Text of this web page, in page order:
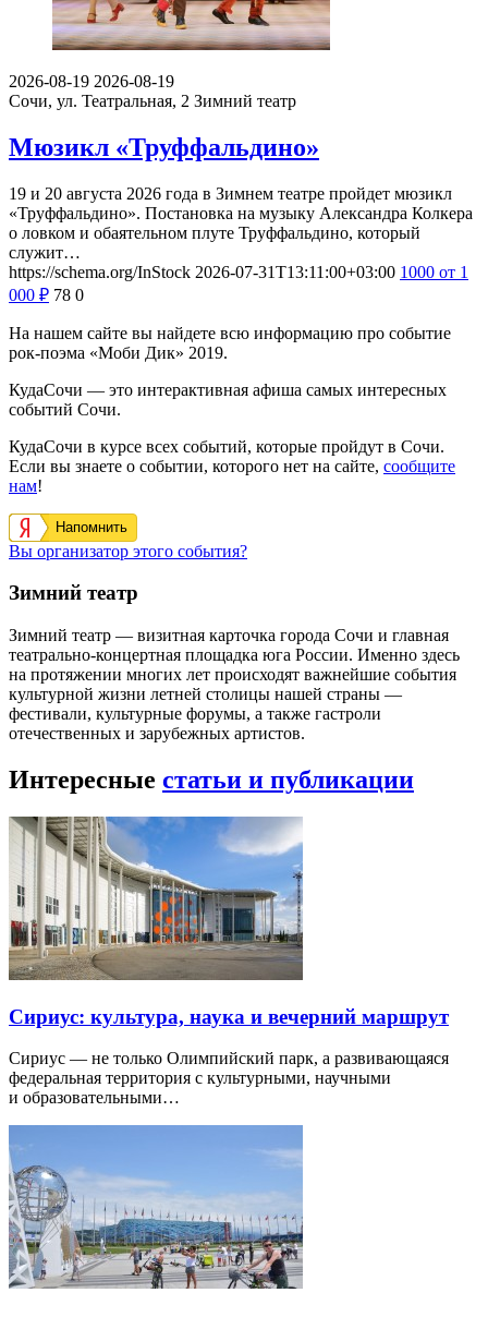
2026-08-19 2026-08-19
Сочи, ул. Театральная, 2 Зимний театр
Мюзикл «Труффальдино»
19 и 20 августа 2026 года в Зимнем театре пройдет мюзикл
«Труффальдино». Постановка на музыку Александра Колкера
о ловком и обаятельном плуте Труффальдино, который
служит…
https://schema.org/InStock 2026-07-31T13:11:00+03:00 1000 от 1
000 ₽ 78 0
На нашем сайте вы найдете всю информацию про событие
рок-поэма «Моби Дик» 2019.
КудаСочи — это интерактивная афиша самых интересных
событий Сочи.
КудаСочи в курсе всех событий, которые пройдут в Сочи.
Если вы знаете о событии, которого нет на сайте, сообщите
нам!
Напомнить
Вы организатор этого события?
Зимний театр
Зимний театр — визитная карточка города Сочи и главная
театрально-концертная площадка юга России. Именно здесь
на протяжении многих лет происходят важнейшие события
культурной жизни летней столицы нашей страны —
фестивали, культурные форумы, а также гастроли
отечественных и зарубежных артистов.
Интересные статьи и публикации
Сириус: культура, наука и вечерний маршрут
Сириус — не только Олимпийский парк, а развивающаяся
федеральная территория с культурными, научными
и образовательными…